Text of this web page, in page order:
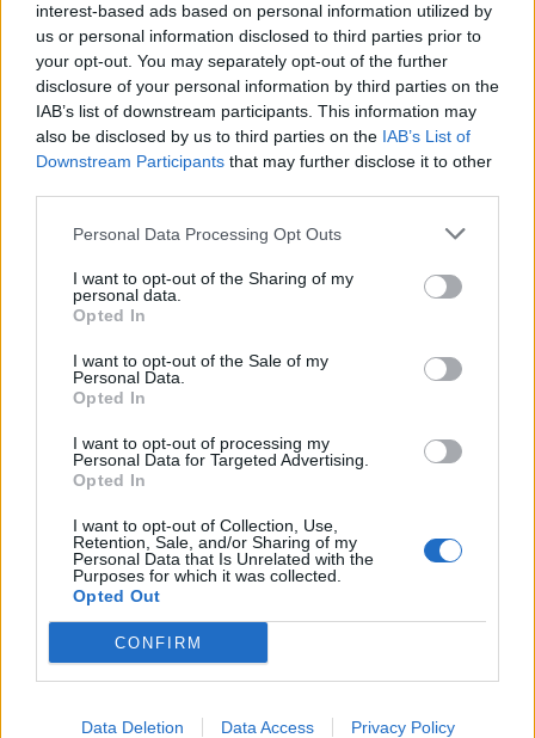
interest-based ads based on personal information utilized by
us or personal information disclosed to third parties prior to
your opt-out. You may separately opt-out of the further
disclosure of your personal information by third parties on the
IAB’s list of downstream participants. This information may
also be disclosed by us to third parties on the IAB’s List of
Downstream Participants that may further disclose it to other
Personal Data Processing Opt Outs
I want to opt-out of the Sharing of my
personal data.
Opted In
I want to opt-out of the Sale of my
Personal Data.
Opted In
I want to opt-out of processing my
Personal Data for Targeted Advertising.
Opted In
I want to opt-out of Collection, Use,
Retention, Sale, and/or Sharing of my
Personal Data that Is Unrelated with the
Purposes for which it was collected.
Opted Out
CONFIRM
Data Deletion Data Access Privacy Policy
TOP AUTORS
Redaccio
20332 PUBLICACIONS 0 COMENTARIS
ACN
Setmanari Ebre
http://localhost/setmanari-copia
O.M.J
1267 PUBLICACIONS 0 COMENTARIS
- Advertisment -
MÉS LLEGITS
L’Ajuntament de Tortosa amplia el